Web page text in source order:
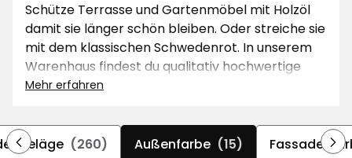
Schütze Terrasse und Gartenmöbel mit Holzöl
damit sie länger schön bleiben. Oder streiche sie
mit dem klassischen Schwedenrot. In unserem
Warenhaus findest du qualitativ hochwertige
Produkte für den Außenbereich.
Mehr erfahren
(260) Außenfarbe (15)